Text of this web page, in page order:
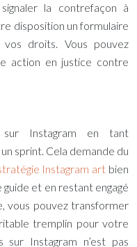
la contrefaçon à
disposition un formulaire
droits. Vous pouvez
action en justice contre
Instagram en tant
sprint. Cela demande du
Instagram art bien
guide et en restant engagé
vous pouvez transformer
tremplin pour votre
sur Instagram n’est pas